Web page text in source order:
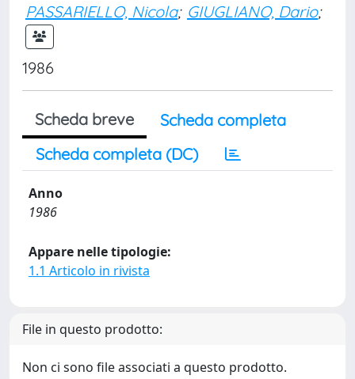
PASSARIELLO, Nicola; GIUGLIANO, Dario;
1986
Scheda breve
Scheda completa
Scheda completa (DC)
Anno
1986
Appare nelle tipologie:
1.1 Articolo in rivista
File in questo prodotto:
Non ci sono file associati a questo prodotto.